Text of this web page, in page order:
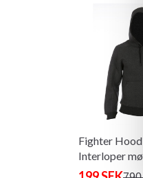
Fighter
Interloper